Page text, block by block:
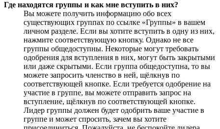
Где находятся группы и как мне вступить в них?
Вы можете получить информацию обо всех
существующих группах по ссылке «Группы» в вашем
личном разделе. Если вы хотите вступить в одну из них,
нажмите соответствующую кнопку. Однако не все
группы общедоступны. Некоторые могут требовать
одобрения для вступления в них, могут быть закрытыми
или даже скрытыми. Если группа общедоступна, то вы
можете запросить членство в ней, щёлкнув по
соответствующей кнопке. Если требуется одобрение на
участие в группе, вы можете отправить запрос на
вступление, щёлкнув по соответствующей кнопке.
Лидер группы должен будет одобрить ваше участие в
группе и может спросить, зачем вы хотите